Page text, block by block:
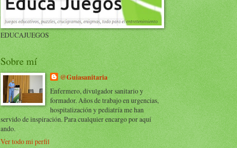
EDUCAJUEGOS
Sobre mí
@Guiasanitaria
Enfermero, divulgador sanitario y
formador. Años de trabajo en urgencias,
hospitalización y pediatría me han
servido de inspiración. Para cualquier encargo por aquí
ando.
Ver todo mi perfil